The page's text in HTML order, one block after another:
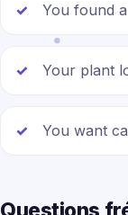
You found
Your plant
You want
Questions